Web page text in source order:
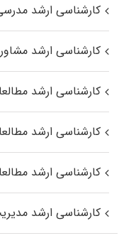
کارشناسی ارشد
کارشناسی ارشد
کارشناسی ارشد
کارشناسی ارشد
کارشناسی ارشد
کارشناسی ارشد